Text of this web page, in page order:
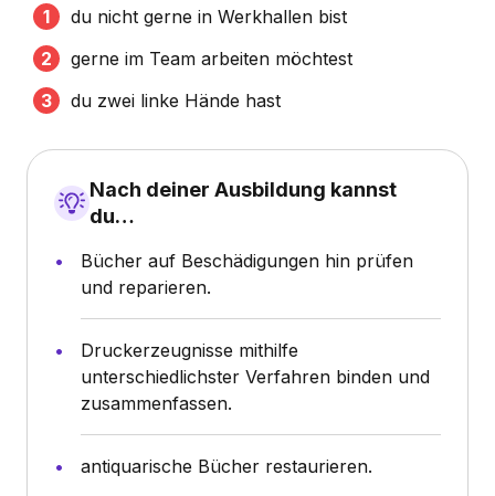
du nicht gerne in Werkhallen bist
gerne im Team arbeiten möchtest
du zwei linke Hände hast
Nach deiner Ausbildung kannst
du…
Bücher auf Beschädigungen hin prüfen
und reparieren.
Druckerzeugnisse mithilfe
unterschiedlichster Verfahren binden und
zusammenfassen.
antiquarische Bücher restaurieren.